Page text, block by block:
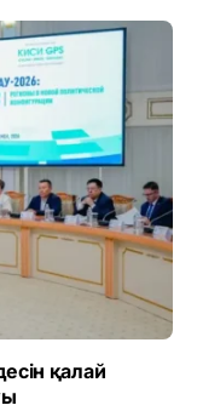
қалай